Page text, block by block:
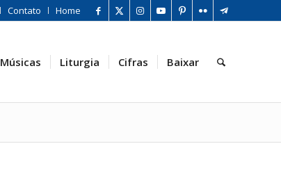
Contato Home
Músicas Liturgia Cifras Baixar